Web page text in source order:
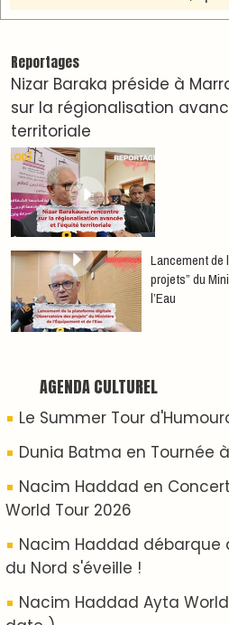
Le Summer Tour
Nacim Haddad en
World Tour 2026
Nacim Haddad débarque
du Nord s'éveille !
Nacim Haddad Ayta
date )